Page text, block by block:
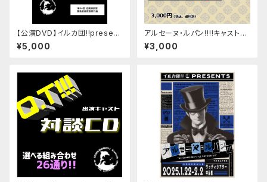
【公演DVD】イルカ団!!present
s「Q.T!!!」
¥5,000
アルセーヌ・ルパン!!!!キャスト対
談CD（No.1～40）
¥3,000